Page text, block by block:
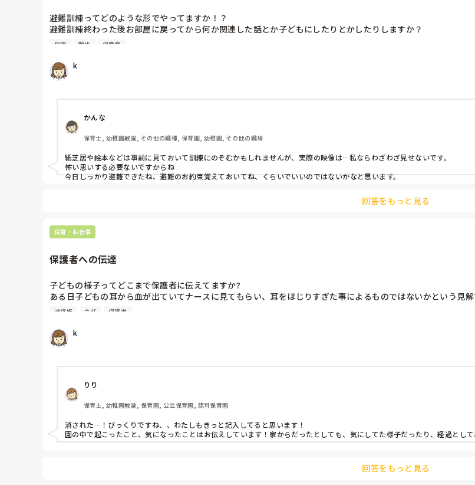
避難訓練ってどのような形でやってますか！？
避難訓練終わった後お部屋に戻ってから何か関連した話とか子どもにしたりとかしたりしますか？
先日避難訓練があり火災をそうていした保険だったんですけど…全クラスで指定避難所に避難して話を聞くま
2歳児に見せるものでしょうか！？
他に方法無かったのかと思いますが…。
これは間違いではと思ったりしてます。
保険 散歩 保育室
k
かんな
保育士, 幼稚園教諭, その他の職種, 保育園, 幼稚園, その他の職場
紙芝居や絵本などは事前に見ておいて訓練にのぞむかもしれませんが、実際の映像は…私ならわざわざ見せないです。
怖い思いする必要ないですからね
今日しっかり避難できたね、避難のお約束覚えておいてね、くらいでいいのではないかなと思います。
回答をもっと見る
保育・お仕事
保護者への伝達
子どもの様子ってどこまで保護者に伝えてますか?
ある日子どもの耳から血が出ていてナースに見てもらい、耳をほじりすぎた事によるものではないかという見
し送りの欄に記入されていたのをクラスリーダーに消されました。
出血していたとしてもキズが無い場合は伝えないよいものなんですかね。
事実は伝えておいた方が良いと思いますけどね。
連絡帳 主任 保護者
k
りり
保育士, 幼稚園教諭, 保育園, 公立保育園, 認可保育園
消された…！びっくりですね、、わたしもきっと記入してると思います！
園の中で起こったこと、気になったことはお伝えしています！家からだったとしても、気にしてた様子だったり、経過とし
回答をもっと見る